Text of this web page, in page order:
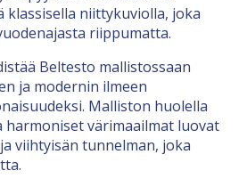
klassisella niittykuviolla, joka
riippumatta.
Beltesto mallistossaan
ja modernin ilmeen
Malliston huolella
värimaailmat luovat
viihtyisän tunnelman, joka